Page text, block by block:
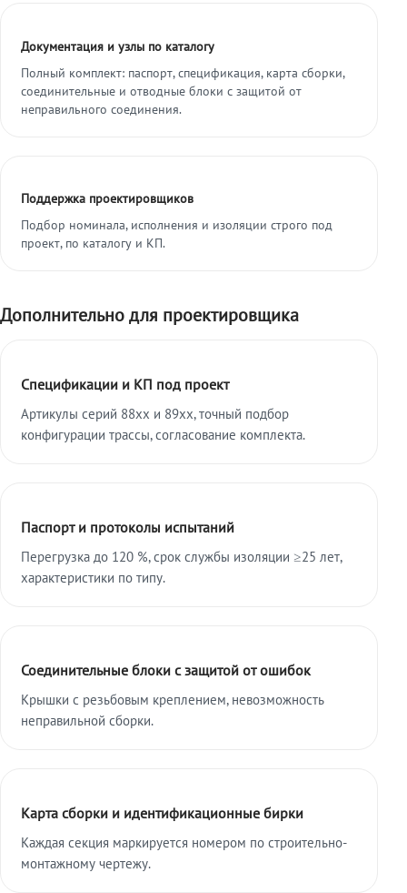
Документация и узлы по каталогу
Полный комплект: паспорт, спецификация, карта сборки,
соединительные и отводные блоки с защитой от
неправильного соединения.
Поддержка проектировщиков
Подбор номинала, исполнения и изоляции строго под
проект, по каталогу и КП.
Дополнительно для проектировщика
Спецификации и КП под проект
Артикулы серий 88xx и 89xx, точный подбор
конфигурации трассы, согласование комплекта.
Паспорт и протоколы испытаний
Перегрузка до 120 %, срок службы изоляции ≥25 лет,
характеристики по типу.
Соединительные блоки с защитой от ошибок
Крышки с резьбовым креплением, невозможность
неправильной сборки.
Карта сборки и идентификационные бирки
Каждая секция маркируется номером по строительно-
монтажному чертежу.